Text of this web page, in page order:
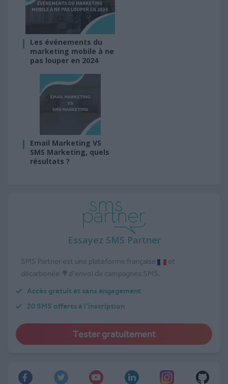
Les événements du
marketing mobile à ne
pas louper en 2024
Email Marketing VS
SMS Marketing, quels
résultats ?
Essayez SMS Partner
SMS Partner est une plateforme française
et
décarbonée 🌳d’envoi de campagnes SMS.
Accès gratuit et sans engagement
20 SMS offerts à l’inscription
Tester gratuitement